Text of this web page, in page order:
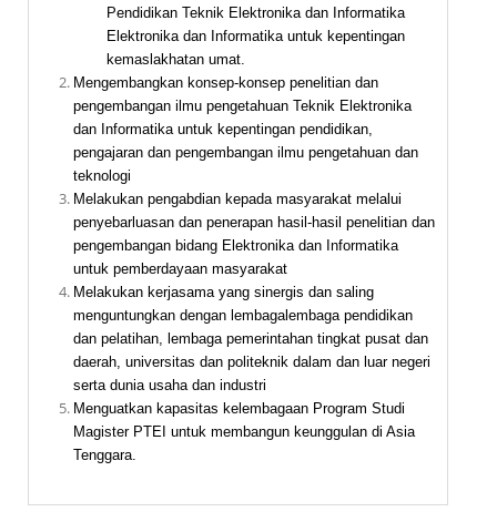
Pendidikan Teknik Elektronika dan Informatika
Elektronika dan Informatika untuk kepentingan
kemaslakhatan umat.
Mengembangkan konsep-konsep penelitian dan
pengembangan ilmu pengetahuan Teknik Elektronika
dan Informatika untuk kepentingan pendidikan,
pengajaran dan pengembangan ilmu pengetahuan dan
teknologi
Melakukan pengabdian kepada masyarakat melalui
penyebarluasan dan penerapan hasil-hasil penelitian dan
pengembangan bidang Elektronika dan Informatika
untuk pemberdayaan masyarakat
Melakukan kerjasama yang sinergis dan saling
menguntungkan dengan lembagalembaga pendidikan
dan pelatihan, lembaga pemerintahan tingkat pusat dan
daerah, universitas dan politeknik dalam dan luar negeri
serta dunia usaha dan industri
Menguatkan kapasitas kelembagaan Program Studi
Magister PTEI untuk membangun keunggulan di Asia
Tenggara.